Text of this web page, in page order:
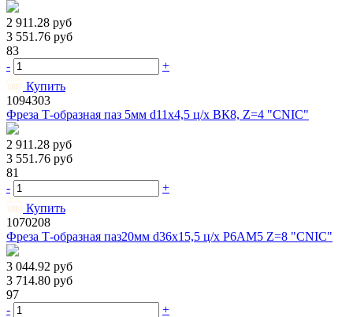
2 911.28 руб
3 551.76 руб
83
-
+
Купить
1094303
Фреза Т-образная паз 5мм d11х4,5 ц/х ВК8, Z=4 "CNIC"
2 911.28 руб
3 551.76 руб
81
-
+
Купить
1070208
Фреза Т-образная паз20мм d36х15,5 ц/х Р6АМ5 Z=8 "CNIC"
3 044.92 руб
3 714.80 руб
97
-
+